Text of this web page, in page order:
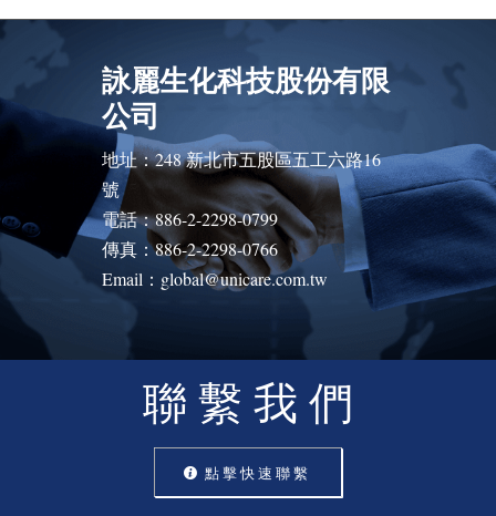
詠麗生化科技股份有限
公司
地址：248 新北市五股區五工六路16
號
電話：886-2-2298-0799
傳真：886-2-2298-0766
Email：global@unicare.com.tw
聯 繫 我 們
點 擊 快 速 聯 繫